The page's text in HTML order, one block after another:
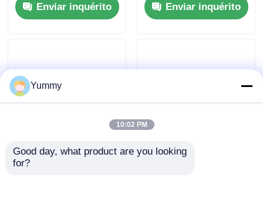
Enviar inquérito
Enviar inquérito
Relva magnética
Sistema de
Yummy
10:02 PM
Good day, what product are you looking
for?